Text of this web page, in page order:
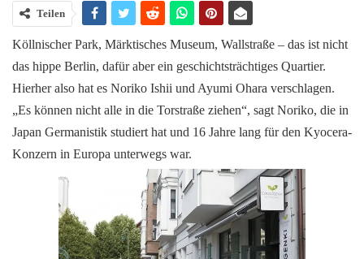
Teilen
Köllnischer Park, Märktisches Museum, Wallstraße – das ist nicht
das hippe Berlin, dafür aber ein geschichtsträchtiges Quartier.
Hierher also hat es Noriko Ishii und Ayumi Ohara verschlagen.
„Es können nicht alle in die Torstraße ziehen“, sagt Noriko, die in
Japan Germanistik studiert hat und 16 Jahre lang für den Kyocera-
Konzern in Europa unterwegs war.